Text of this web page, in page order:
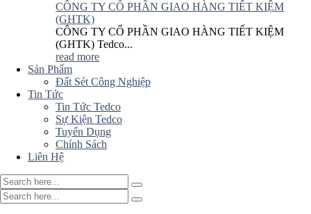
CÔNG TY CỔ PHẦN GIAO HÀNG TIẾT KIỆM
(GHTK)
CÔNG TY CỔ PHẦN GIAO HÀNG TIẾT KIỆM
(GHTK) Tedco...
read more
Sản Phẩm
Đất Sét Công Nghiệp
Tin Tức
Tin Tức Tedco
Sự Kiện Tedco
Tuyển Dụng
Chính Sách
Liên Hệ